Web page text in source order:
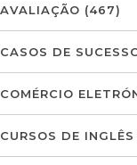
AVALIAÇÃO (467)
CASOS DE
COMÉRCIO
CURSOS DE INGLÊS